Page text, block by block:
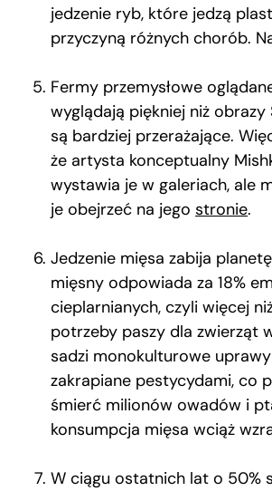
jedzenie ryb, które jedzą
przyczyną różnych chorób.
Fermy przemysłowe
wyglądają piękniej niż obrazy
są bardziej przerażające.
że artysta konceptualny
wystawia je w galeriach, ale
je obejrzeć na jego stronie.
Jedzenie mięsa zabija
mięsny odpowiada za 18%
cieplarnianych, czyli więcej
potrzeby paszy dla zwierząt
sadzi monokulturowe
zakrapiane pestycydami, co
śmierć milionów owadów i
konsumpcja mięsa wciąż
W ciągu ostatnich lat o 50%